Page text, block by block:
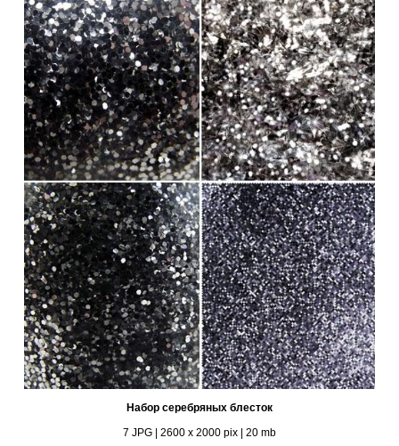
Набор серебряных блесток
7 JPG | 2600 х 2000 pix | 20 mb